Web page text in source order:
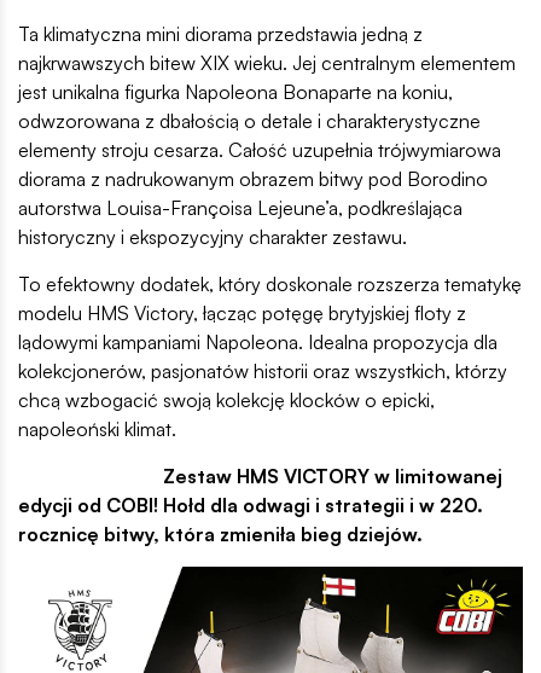
Ta klimatyczna mini diorama przedstawia jedną z
najkrwawszych bitew XIX wieku. Jej centralnym elementem
jest unikalna figurka Napoleona Bonaparte na koniu,
odwzorowana z dbałością o detale i charakterystyczne
elementy stroju cesarza. Całość uzupełnia trójwymiarowa
diorama z nadrukowanym obrazem bitwy pod Borodino
autorstwa Louisa-Françoisa Lejeune’a, podkreślająca
historyczny i ekspozycyjny charakter zestawu.
To efektowny dodatek, który doskonale rozszerza tematykę
modelu HMS Victory, łącząc potęgę brytyjskiej floty z
lądowymi kampaniami Napoleona. Idealna propozycja dla
kolekcjonerów, pasjonatów historii oraz wszystkich, którzy
chcą wzbogacić swoją kolekcję klocków o epicki,
napoleoński klimat.
Zestaw HMS VICTORY w limitowanej
edycji od COBI! Hołd dla odwagi i strategii i w 220.
rocznicę bitwy, która zmieniła bieg dziejów.